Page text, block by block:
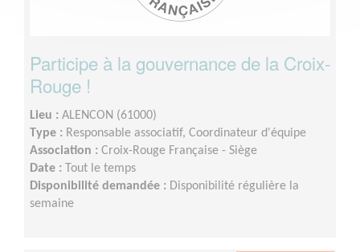
Participe à la gouvernance de la Croix-
Rouge !
Lieu : ALENCON (61000)
Type : Responsable associatif, Coordinateur d'équipe
Association : Croix-Rouge Française - Siège
Date : Tout le temps
Disponibilité demandée : Disponibilité régulière la
semaine